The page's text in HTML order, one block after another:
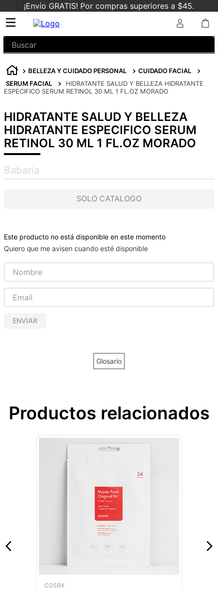
¡Envío GRATIS! Por compras superiores a $45.
Buscar
BELLEZA Y CUIDADO PERSONAL
CUIDADO FACIAL
SERUM FACIAL
HIDRATANTE SALUD Y BELLEZA HIDRATANTE
ESPECIFICO SERUM RETINOL 30 ML 1 FL.OZ MORADO
HIDRATANTE SALUD Y BELLEZA
HIDRATANTE ESPECIFICO SERUM
RETINOL 30 ML 1 FL.OZ MORADO
Babaria
SOLO CATALOGO
Este producto no está disponible en este momento
Quiero que me avisen cuando esté disponible
ENVIAR
Glosario
Productos relacionados
COSRX